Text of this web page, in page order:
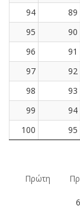
94
89
95
90
96
91
97
92
98
93
99
94
100
95
Πρώτη
6